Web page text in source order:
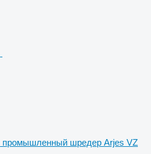
промышленный шредер Arjes VZ